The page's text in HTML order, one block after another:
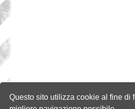
Questo sito utilizza cookie al fine di